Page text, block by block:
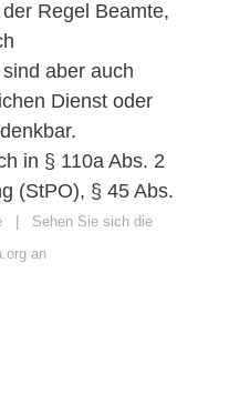
Regel Beamte,
aber auch
Dienst oder
in § 110a Abs. 2
(StPO), § 45 Abs.
| Sehen Sie sich die
an